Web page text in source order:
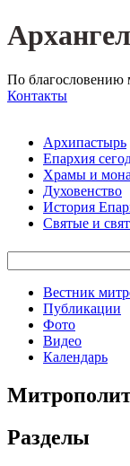
По благословению
Контакты
Архипастырь
Епархия
Храмы и
Духовенство
История
Святые и
Вестник
Публикации
Фото
Видео
Календарь
Разделы